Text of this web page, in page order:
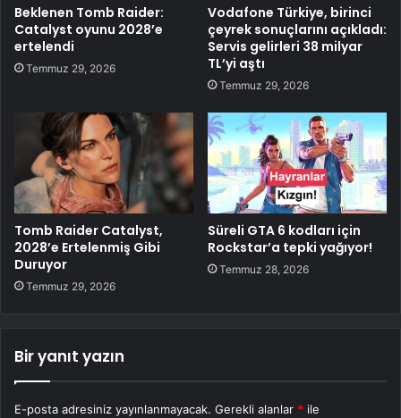
Beklenen Tomb Raider:
Catalyst oyunu 2028’e
ertelendi
Temmuz 29, 2026
Vodafone Türkiye, birinci
çeyrek sonuçlarını açıkladı:
Servis gelirleri 38 milyar
TL’yi aştı
Temmuz 29, 2026
Tomb Raider Catalyst,
2028’e Ertelenmiş Gibi
Duruyor
Temmuz 29, 2026
Süreli GTA 6 kodları için
Rockstar’a tepki yağıyor!
Temmuz 28, 2026
Bir yanıt yazın
E-posta adresiniz yayınlanmayacak. Gerekli alanlar * ile